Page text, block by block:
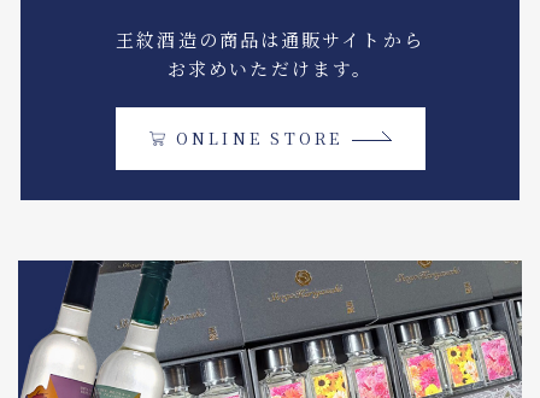
王紋酒造の商品は通販サイトから
お求めいただけます。
ONLINE STORE